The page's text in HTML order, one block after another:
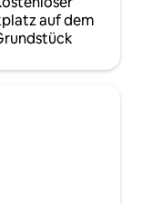
auf dem